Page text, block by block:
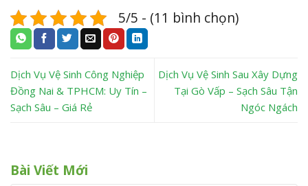
5/5 - (11 bình chọn)
Dịch Vụ Vệ Sinh Công Nghiệp
Đồng Nai & TPHCM: Uy Tín –
Sạch Sâu – Giá Rẻ
Dịch Vụ Vệ Sinh Sau Xây Dựng
Tại Gò Vấp – Sạch Sâu Tận
Ngóc Ngách
Bài Viết Mới